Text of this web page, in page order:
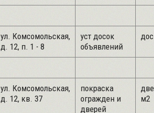
ул. Комсомольская,
д. 12, п. 1 - 8
уст досок
объявлений
ул. Комсомольская,
д. 12, кв. 37
покраска
огражден и
дверей
м2